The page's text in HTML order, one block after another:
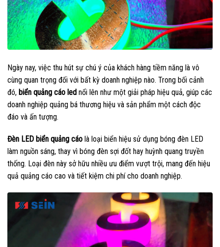
Ngày nay, việc thu hút sự chú ý của khách hàng tiềm năng là vô
cùng quan trọng đối với bất kỳ doanh nghiệp nào. Trong bối cảnh
đó, biển quảng cáo led nổi lên như một giải pháp hiệu quả, giúp các
doanh nghiệp quảng bá thương hiệu và sản phẩm một cách độc
đáo và ấn tượng.
Đèn LED biển quảng cáo là loại biển hiệu sử dụng bóng đèn LED
làm nguồn sáng, thay vì bóng đèn sợi đốt hay huỳnh quang truyền
thống. Loại đèn này sở hữu nhiều ưu điểm vượt trội, mang đến hiệu
quả quảng cáo cao và tiết kiệm chi phí cho doanh nghiệp.